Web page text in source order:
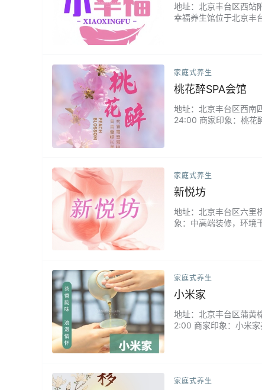
地址：北京丰台区西站
幸福养生馆位于北京丰
家庭式养生
桃花醉SPA会馆
地址：北京丰台区西
24:00 商家印象：桃花
家庭式养生
新悦坊
地址：北京丰台区六里
象：中高端装修，环境
家庭式养生
小米家
地址：北京丰台区蒲
2:00 商家印象：小米
家庭式养生